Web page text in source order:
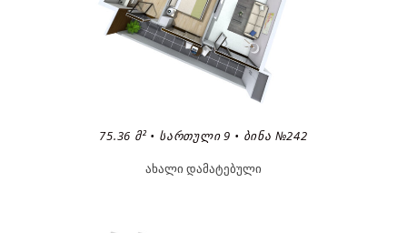
75.36 Მ² • ᲡᲐᲠᲗᲣᲚᲘ 9 • ᲑᲘᲜᲐ №242
ახალი დამატებული